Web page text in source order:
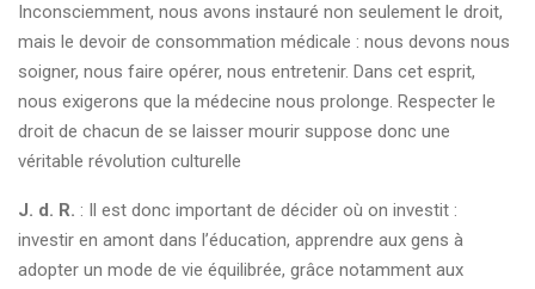
Inconsciemment, nous avons instauré non seulement le droit,
mais le devoir de consommation médicale : nous devons nous
soigner, nous faire opérer, nous entretenir. Dans cet esprit,
nous exigerons que la médecine nous prolonge. Respecter le
droit de chacun de se laisser mourir suppose donc une
véritable révolution culturelle
J. d. R. : Il est donc important de décider où on investit :
investir en amont dans l’éducation, apprendre aux gens à
adopter un mode de vie équilibrée, grâce notamment aux